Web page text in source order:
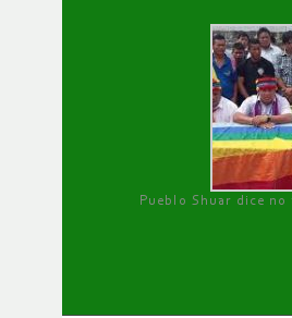
Pueblo Shuar dice